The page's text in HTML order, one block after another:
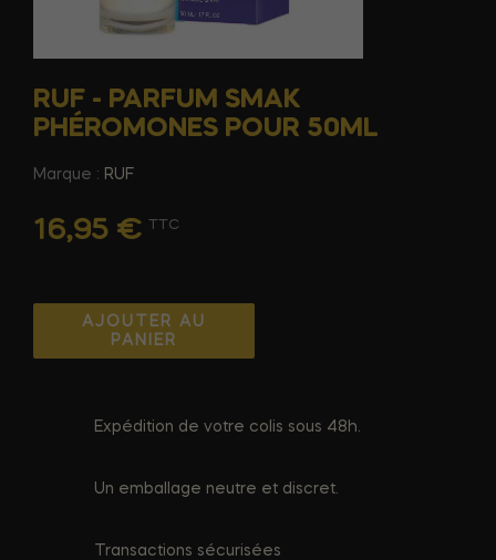
RUF - PARFUM SMAK
PHÉROMONES POUR 50ML
Marque : RUF
16,95 € TTC
AJOUTER AU
PANIER
Expédition de votre colis sous 48h.
Un emballage neutre et discret.
Transactions sécurisées